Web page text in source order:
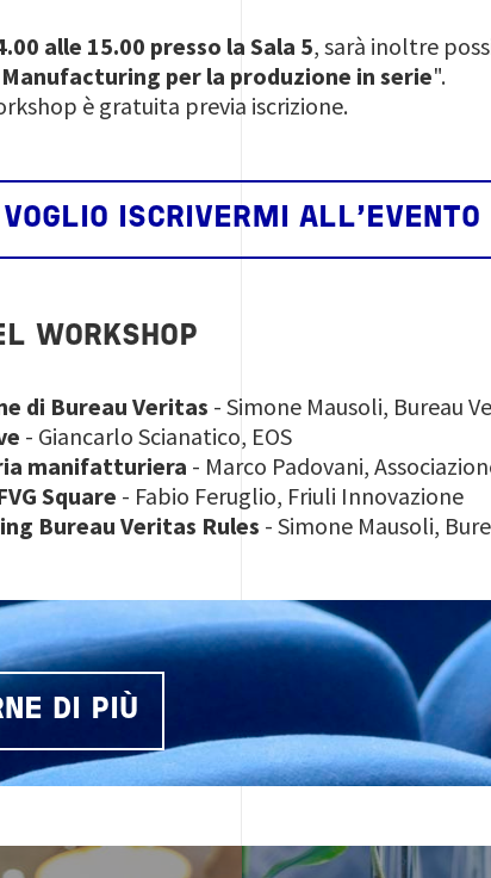
alle 15.00 presso la Sala 5, sarà inoltre
per la produzione in serie".
è gratuita previa iscrizione.
VOGLIO ISCRIVERMI ALL'EVENTO
WORKSHOP
di Bureau Veritas - Simone Mausoli, Bureau
- Giancarlo Scianatico, EOS
manifatturiera - Marco Padovani,
Square - Fabio Feruglio, Friuli Innovazione
Bureau Veritas Rules - Simone Mausoli,
DI PIÙ
Image